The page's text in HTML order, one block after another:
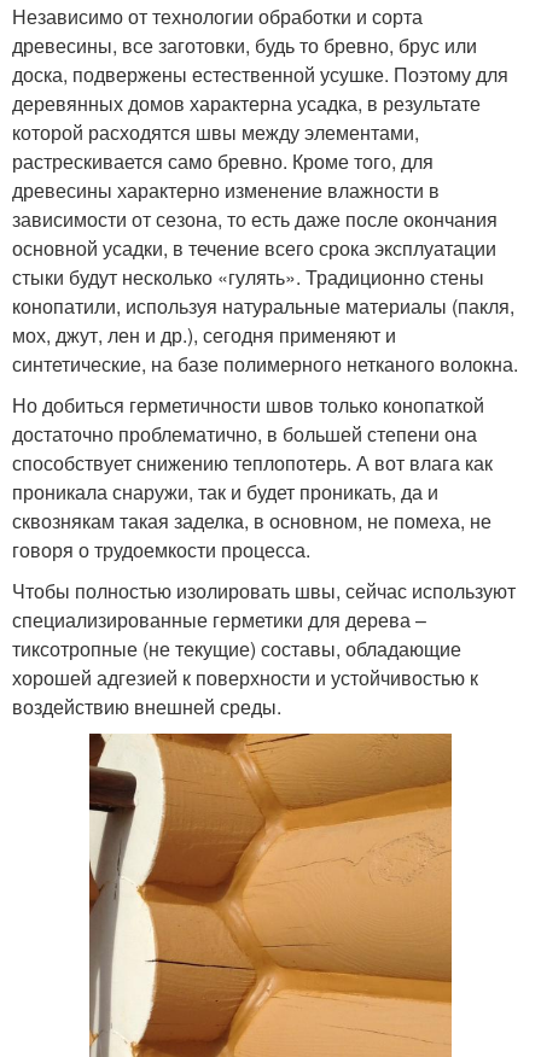
Независимо от технологии обработки и сорта
древесины, все заготовки, будь то бревно, брус или
доска, подвержены естественной усушке. Поэтому для
деревянных домов характерна усадка, в результате
которой расходятся швы между элементами,
растрескивается само бревно. Кроме того, для
древесины характерно изменение влажности в
зависимости от сезона, то есть даже после окончания
основной усадки, в течение всего срока эксплуатации
стыки будут несколько «гулять». Традиционно стены
конопатили, используя натуральные материалы (пакля,
мох, джут, лен и др.), сегодня применяют и
синтетические, на базе полимерного нетканого волокна.
Но добиться герметичности швов только конопаткой
достаточно проблематично, в большей степени она
способствует снижению теплопотерь. А вот влага как
проникала снаружи, так и будет проникать, да и
сквознякам такая заделка, в основном, не помеха, не
говоря о трудоемкости процесса.
Чтобы полностью изолировать швы, сейчас используют
специализированные герметики для дерева –
тиксотропные (не текущие) составы, обладающие
хорошей адгезией к поверхности и устойчивостью к
воздействию внешней среды.